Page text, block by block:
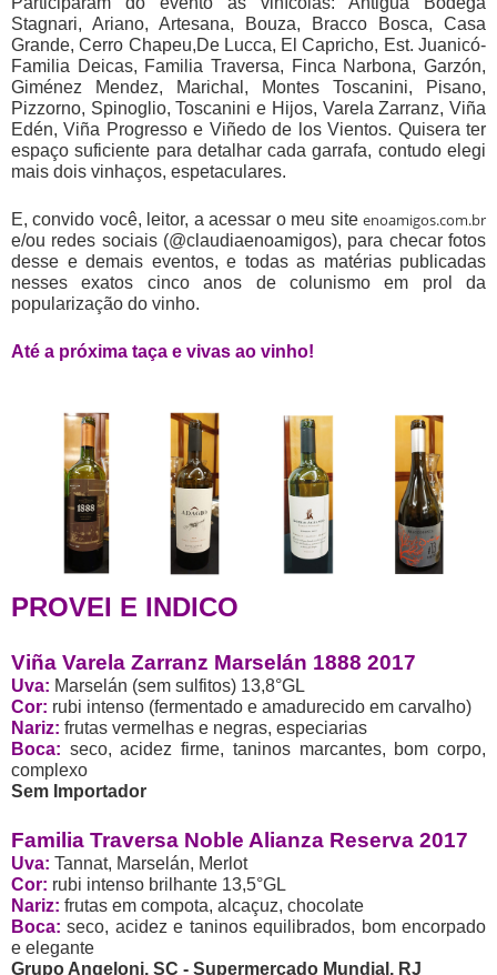
Stagnari, Ariano, Artesana, Bouza, Bracco Bosca, Casa
Grande, Cerro Chapeu,De Lucca, El Capricho, Est. Juanicó-
Familia Deicas, Familia Traversa, Finca Narbona, Garzón,
Giménez Mendez, Marichal, Montes Toscanini, Pisano,
Pizzorno, Spinoglio, Toscanini e Hijos, Varela Zarranz, Viña
Edén, Viña Progresso e Viñedo de los Vientos. Quisera ter
espaço suficiente para detalhar cada garrafa, contudo elegi
mais dois vinhaços, espetaculares.
E, convido você, leitor, a acessar o meu site enoamigos.com.br
e/ou redes sociais (@claudiaenoamigos), para checar fotos
desse e demais eventos, e todas as matérias publicadas
nesses exatos cinco anos de colunismo em prol da
popularização do vinho.
Até a próxima taça e vivas ao vinho!
PROVEI E INDICO
Viña Varela Zarranz Marselán 1888 2017
Uva: Marselán (sem sulfitos) 13,8°GL
Cor: rubi intenso (fermentado e amadurecido em carvalho)
Nariz: frutas vermelhas e negras, especiarias
Boca: seco, acidez firme, taninos marcantes, bom corpo,
complexo
Sem Importador
Familia Traversa Noble Alianza Reserva 2017
Uva: Tannat, Marselán, Merlot
Cor: rubi intenso brilhante 13,5°GL
Nariz: frutas em compota, alcaçuz, chocolate
Boca: seco, acidez e taninos equilibrados, bom encorpado
e elegante
Grupo Angeloni, SC - Supermercado Mundial, RJ